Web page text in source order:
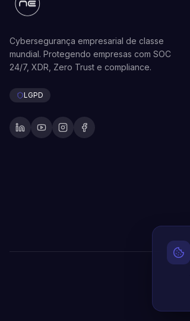
Cybersegurança empresarial de classe
mundial. Protegendo empresas com SOC
24/7, XDR, Zero Trust e compliance.
LGPD